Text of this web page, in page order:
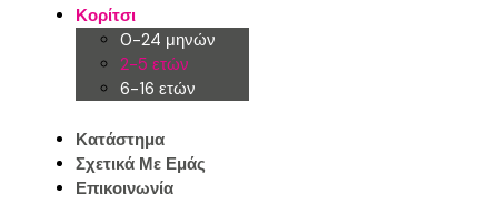
Κορίτσι
0-24 μηνών
2-5 ετών
6-16 ετών
Κατάστημα
Σχετικά Με Εμάς
Επικοινωνία